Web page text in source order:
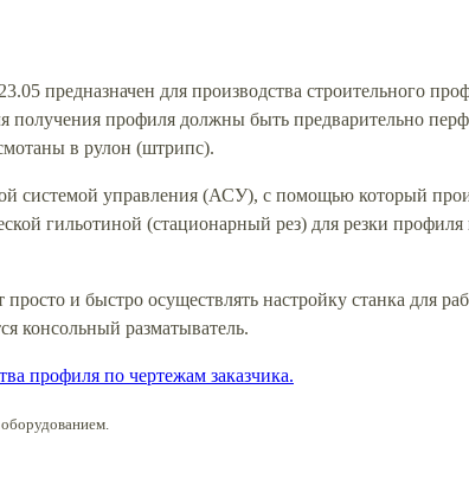
предназначен для производства строительного
получения профиля должны быть предварительно
в рулон (штрипс).
системой управления (АСУ), с помощью который
гильотиной (стационарный рез) для резки
просто и быстро осуществлять настройку станка для
консольный разматыватель.
профиля по чертежам заказчика.